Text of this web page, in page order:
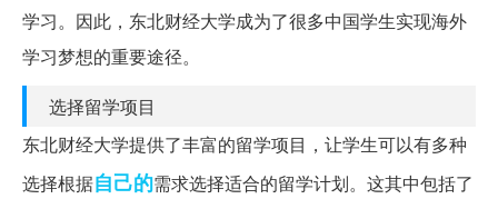
学习。因此，东北财经大学成为了很多中国学生实现海外
学习梦想的重要途径。
选择留学项目
东北财经大学提供了丰富的留学项目，让学生可以有多种
选择根据自己的需求选择适合的留学计划。这其中包括了